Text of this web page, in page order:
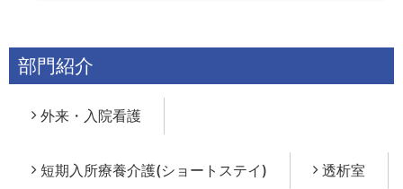
部門紹介
外来・入院看護
短期入所療養介護(ショートステイ) 透析室